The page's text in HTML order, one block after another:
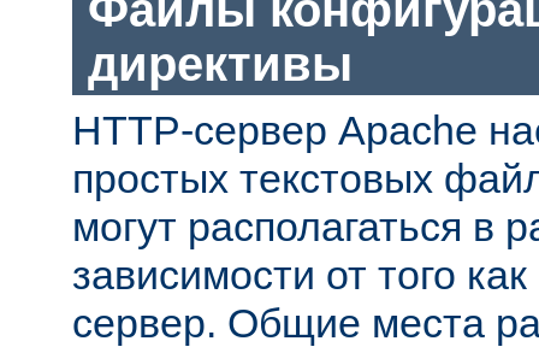
директивы
HTTP-сервер Apache
простых текстовых
могут располагаться в
зависимости от того
сервер. Общие места